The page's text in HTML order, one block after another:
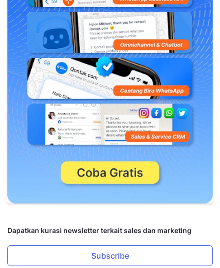
Dapatkan kurasi newsletter terkait sales dan marketing
Subscribe